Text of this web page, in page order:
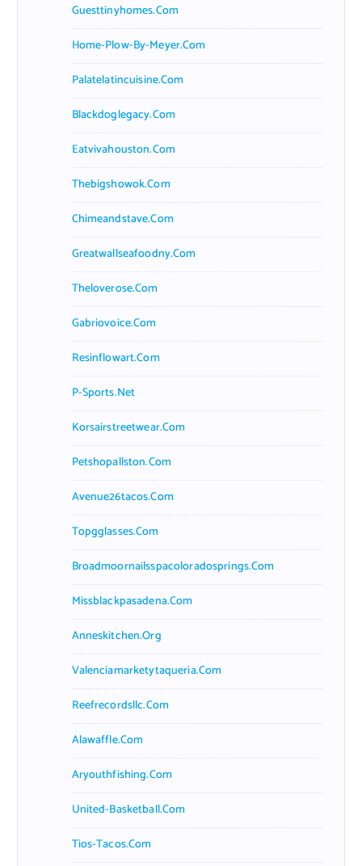
Guesttinyhomes.com
Home-Plow-By-Meyer.com
Palatelatincuisine.com
Blackdoglegacy.com
Eatvivahouston.com
Thebigshowok.com
Chimeandstave.com
Greatwallseafoodny.com
Theloverose.com
Gabriovoice.com
Resinflowart.com
P-Sports.net
Korsairstreetwear.com
Petshopallston.com
Avenue26tacos.com
Topgglasses.com
Broadmoornailsspacoloradosprings.com
Missblackpasadena.com
Anneskitchen.org
Valenciamarketytaqueria.com
Reefrecordsllc.com
Alawaffle.com
Aryouthfishing.com
United-Basketball.com
Tios-Tacos.com